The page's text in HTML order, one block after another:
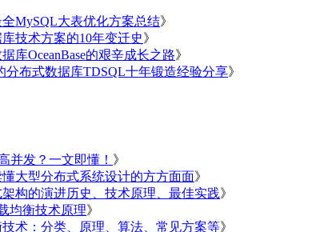
MySQL大表优化方案总结》
技术方案的10年变迁史》
库OceanBase的艰辛成长之路》
分布式数据库TDSQL十年锻造经验分享》
并发？一文即懂！ 》
大型分布式系统设计的方方面面》
构的演进历史、技术原理、最佳实践》
均衡技术原理》
术：分类、原理、算法、常见方案等》